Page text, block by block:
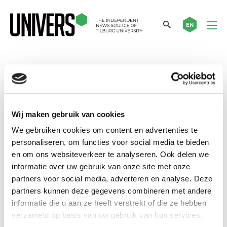
Wij maken gebruik van cookies
We gebruiken cookies om content en advertenties te
personaliseren, om functies voor social media te bieden
en om ons websiteverkeer te analyseren. Ook delen we
informatie over uw gebruik van onze site met onze
partners voor social media, adverteren en analyse. Deze
partners kunnen deze gegevens combineren met andere
informatie die u aan ze heeft verstrekt of die ze hebben
verzameld op basis van uw gebruik van hun services.
EN
muizen
22 juni 2023
Nieuws
In Prisma moeten de ramen
dicht en de luchtreinigers aan
30 mei 2018